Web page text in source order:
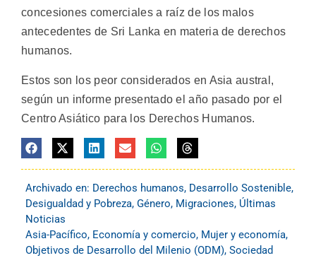
concesiones comerciales a raíz de los malos
antecedentes de Sri Lanka en materia de derechos
humanos.
Estos son los peor considerados en Asia austral,
según un informe presentado el año pasado por el
Centro Asiático para los Derechos Humanos.
Archivado en: Derechos humanos, Desarrollo Sostenible,
Desigualdad y Pobreza, Género, Migraciones, Últimas
Noticias
Asia-Pacífico, Economía y comercio, Mujer y economía,
Objetivos de Desarrollo del Milenio (ODM), Sociedad